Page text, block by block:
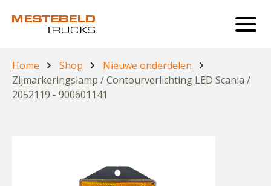
Home Shop
Nieuwe onderdelen
Zijmarkeringslamp / Contourverlichting LED Scania /
2052119 - 900601141